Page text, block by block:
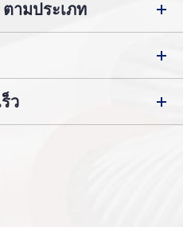
ามประเภท
ว